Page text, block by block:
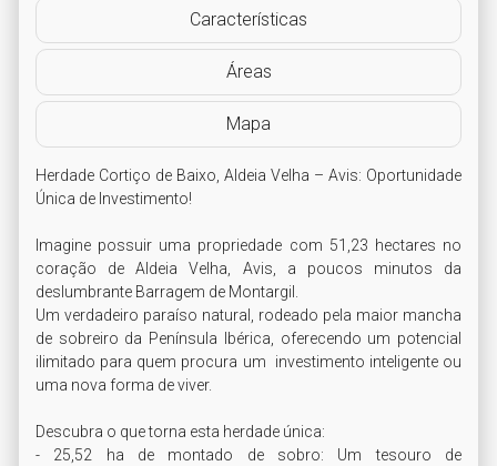
Características
Áreas
Mapa
Herdade Cortiço de Baixo, Aldeia Velha – Avis: Oportunidade
Única de Investimento!
Imagine possuir uma propriedade com 51,23 hectares no
coração de Aldeia Velha, Avis, a poucos minutos da
deslumbrante Barragem de Montargil.
Um verdadeiro paraíso natural, rodeado pela maior mancha
de sobreiro da Península Ibérica, oferecendo um potencial
ilimitado para quem procura um  investimento inteligente ou
uma nova forma de viver.
Descubra o que torna esta herdade única:
- 25,52 ha de montado de sobro: Um tesouro de